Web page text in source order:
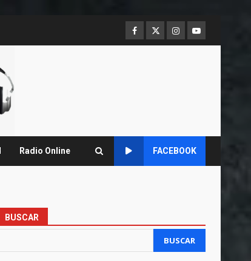
Facebook
TwitterInstagram
Youtube
Radio Online FACEBOOK
BUSCAR
BUSCAR